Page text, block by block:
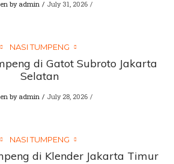
byadmin July 31, 2026
NASI TUMPENG
di Gatot Subroto Jakarta
Selatan
byadmin July 28, 2026
NASI TUMPENG
di Klender Jakarta Timur